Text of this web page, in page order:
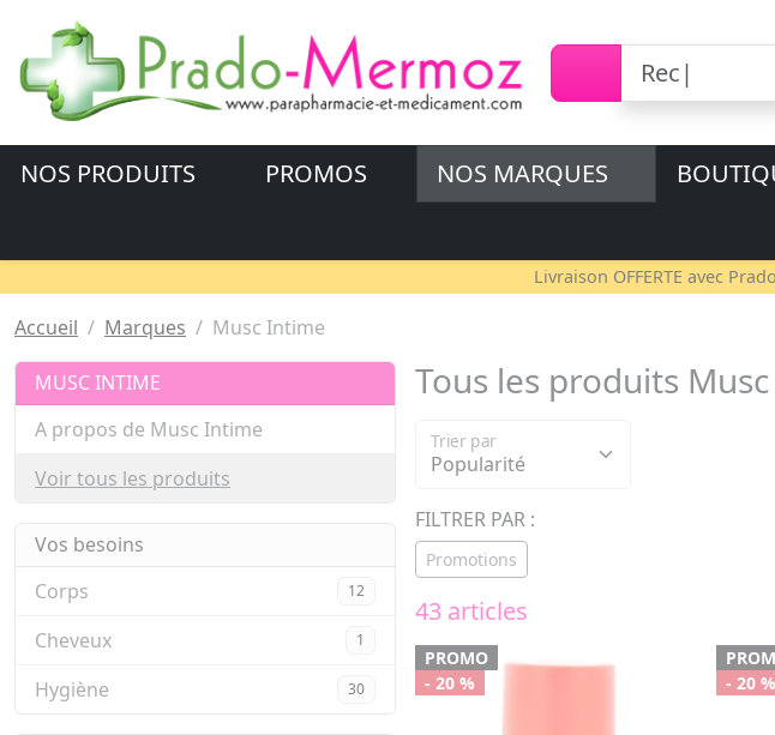
NOS PRODUITS PROMOS NOS MARQUES
Livraison OFFERTE avec
Accueil Marques Musc Intime
MUSC INTIME
A propos de Musc Intime
Voir tous les produits
Vos besoins
Corps
12
Cheveux 1
Hygiène 30
Tous les produits
Trier par
FILTRER PAR :
Promotions
43 articles
PROMO
- 20 %
- 20 %